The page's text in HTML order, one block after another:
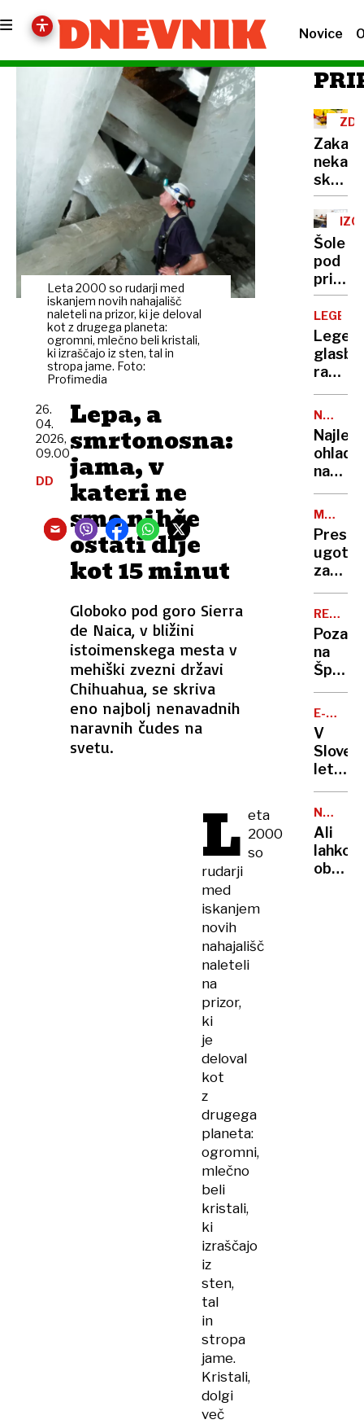
Novice
Leta 2000 so rudarji med
iskanjem novih nahajališč
naleteli na prizor, ki je deloval
kot z drugega planeta:
ogromni, mlečno beli kristali,
ki izraščajo iz sten, tal in
stropa jame. Foto:
Profimedia
Lepa, a
smrtonosna:
jama, v
kateri ne
sme nihče
ostati dlje
kot 15 minut
Globoko pod goro Sierra
de Naica, v bližini
istoimenskega mesta v
mehiški zvezni državi
Chihuahua, se skriva
eno najbolj nenavadnih
naravnih čudes na
svetu.
26.
04.
2026,
09.00
DD
L eta
2000
so
rudarji
med
iskanjem
novih
nahajališč
naleteli
na
prizor,
ki
je
deloval
kot
z
drugega
planeta:
ogromni,
mlečno
beli
kristali,
ki
izraščajo
iz
sten,
tal
in
stropa
jame.
Kristali,
dolgi
več
Zakaj
skoraj
nikoli
ne
zbolijo
in
kaj
zares
Šole
pod
Ključ
do
ali
razkril,
da je
bil
na
robu
smrti:
so
se
od
mene«
KOSILO
na
juha
je
hit
poletja
zakaj
vas
na
plaži
v
resnici
ne
ohladi
PET
na
to je
pet
najbolj
držav
E-
SKIROJI
V
letos
že
trije
mrtvi:
zakaj
Ali
lahko